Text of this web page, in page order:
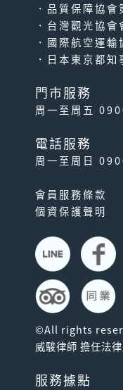
．品質保障協
．台灣觀光協會
．國際航空運
．日本東京都
門市服務
周一至周五
電話服務
周一至周日
會員服務條款
個資保護聲明
©All rights
威駿律師 擔任法
服務據點